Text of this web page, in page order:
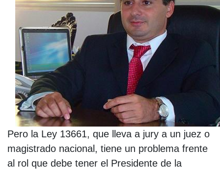
Pero la Ley 13661, que lleva a jury a un juez o
magistrado nacional, tiene un problema frente
al rol que debe tener el Presidente de la